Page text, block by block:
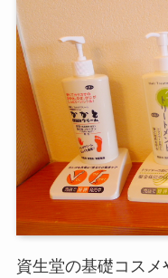
資生堂の基礎コスメ